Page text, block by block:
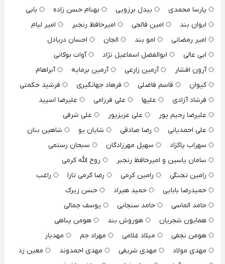
پارسا محمدی
بیدل برزویی بهنام حسن زاده
بابی
ایوان بند
امین فالجی امیرحافظ رنجبر
امیر لیام
امیر رمضانی
امو بند الجان
احسان دریادل
ابی عالی
ابوالفضل اسماعیل نژاد
آوات بوکانی
آرون افشار
آرمین زارعی آرمین برمایه
آبراهام
کیوان
قاسم فاضلی فرهاد جهانگیری
فرشید حکمتی
فرشاد آزادی
علیها علی فرزامی
علیرضا اسپید
علیرضا رحیم پور
علی عزیزپور
علی شرفی
علی احمدیانی
رضا صادقی شایان یو
شاهین بنان
سهراب پاکزاد
سهیل مهرزادگان
سبحان رستمی
سامان یاسین و امیرحافظ رنجبر
روح الله کرمی
رامین تجنگی
رامین کرمی رضا کرمی تارا
راغب
حمیدرضا بابایی
حمید هیراد
حسن زیرک
حامد الماسی
حامد سنجابی
یوسف جمالی
همایون شجریان
هوروش بند
هومن پناهی
هومن نجفی
میلاد غلامی مهراد جم
مهدیار
مهدی مولاد
مهدی شریفی مهدی احمدوند
معین زد